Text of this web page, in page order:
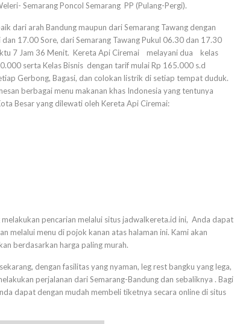
Semarang Poncol Semarang PP (Pulang-Pergi).
dari arah Bandung maupun dari Semarang Tawang dengan
17.00 Sore, dari Semarang Tawang Pukul 06.30 dan 17.30
7 Jam 36 Menit. Kereta Api Ciremai melayani dua kelas
serta Kelas Bisnis dengan tarif mulai Rp 165.000 s.d
Gerbong, Bagasi, dan colokan listrik di setiap tempat duduk.
berbagai menu makanan khas Indonesia yang tentunya
Besar yang dilewati oleh Kereta Api Ciremai:
pencarian melalui situs jadwalkereta.id ini, Anda dapat
melalui menu di pojok kanan atas halaman ini. Kami akan
berdasarkan harga paling murah.
dengan fasilitas yang nyaman, leg rest bangku yang lega,
perjalanan dari Semarang-Bandung dan sebaliknya . Bagi
dapat dengan mudah membeli tiketnya secara online di situs